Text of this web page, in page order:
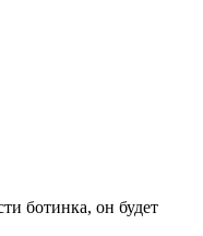
ботинка, он будет